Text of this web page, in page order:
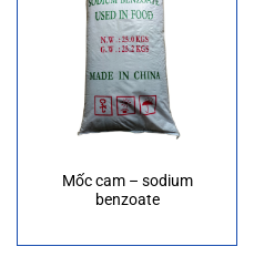
Mốc cam – sodium
benzoate